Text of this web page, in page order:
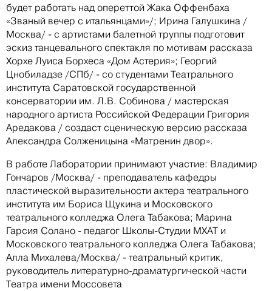
будет работать над опереттой Жака Оффенбаха
«Званый вечер с итальянцами»/; Ирина Галушкина /
Москва/ - с артистами балетной труппы подготовит
эскиз танцевального спектакля по мотивам рассказа
Хорхе Луиса Борхеса «Дом Астерия»; Георгий
Цнобиладзе /СПб/ - со студентами Театрального
института Саратовской государственной
консерватории им. Л.В. Собинова / мастерская
народного артиста Российской Федерации Григория
Аредакова / создаст сценическую версию рассказа
Александра Солженицына «Матренин двор».
В работе Лаборатории принимают участие: Владимир
Гончаров /Москва/ - преподаватель кафедры
пластической выразительности актера театрального
института им Бориса Щукина и Московского
театрального колледжа Олега Табакова; Марина
Гарсия Солано - педагог Школы-Студии МХАТ и
Московского театрального колледжа Олега Табакова;
Алла Михалева/Москва/ - театральный критик,
руководитель литературно-драматургической части
Театра имени Моссовета